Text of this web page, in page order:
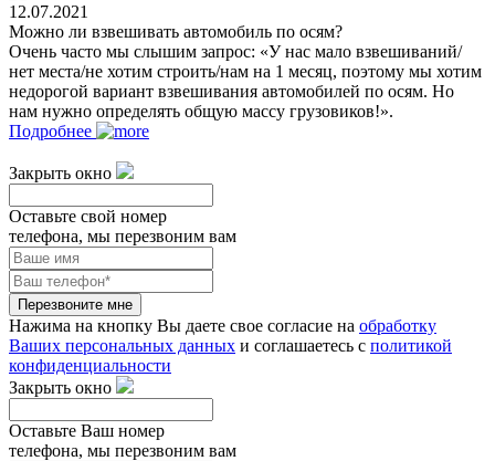
12.07.2021
Можно ли взвешивать автомобиль по осям?
Очень часто мы слышим запрос: «У нас мало взвешиваний/
нет места/не хотим строить/нам на 1 месяц, поэтому мы хотим
недорогой вариант взвешивания автомобилей по осям. Но
нам нужно определять общую массу грузовиков!».
Подробнее
Закрыть окно
Оставьте свой номер
телефона, мы перезвоним вам
Перезвоните мне
Нажима на кнопку Вы даете свое согласие на обработку
Ваших персональных данных и соглашаетесь с политикой
конфиденциальности
Закрыть окно
Оставьте Ваш номер
телефона, мы перезвоним вам